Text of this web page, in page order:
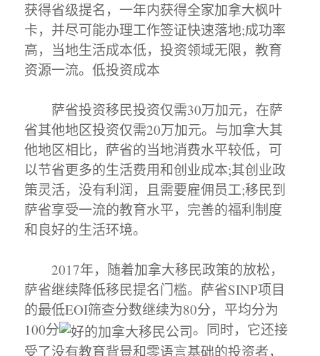
获得省级提名，一年内获得全家加拿大枫叶
卡，并尽可能办理工作签证快速落地;成功率
高，当地生活成本低，投资领域无限，教育
资源一流。低投资成本
萨省投资移民投资仅需30万加元，在萨
省其他地区投资仅需20万加元。与加拿大其
他地区相比，萨省的当地消费水平较低，可
以节省更多的生活费用和创业成本;其创业政
策灵活，没有利润，且需要雇佣员工;移民到
萨省享受一流的教育水平，完善的福利制度
和良好的生活环境。
2017年，随着加拿大移民政策的放松，
萨省继续降低移民提名门槛。萨省SINP项目
的最低EOI筛查分数继续为80分，平均分为
100分
。同时，它还接
受了没有教育背景和零语言基础的投资者，